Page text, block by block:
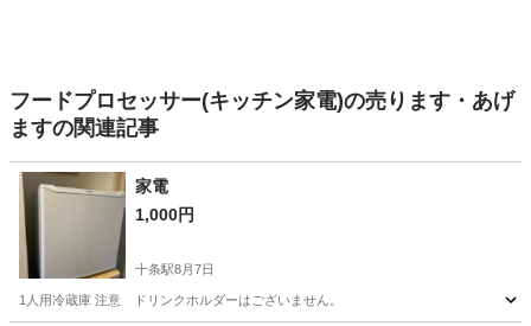
フードプロセッサー(キッチン家電)の売ります・あげ
ますの関連記事
家電
1,000円
十条駅8月7日
1人用冷蔵庫 注意 ドリンクホルダーはございません。